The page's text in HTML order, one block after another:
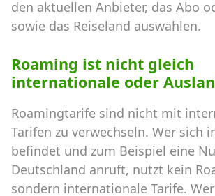
den aktuellen Anbieter, das Abo
sowie das Reiseland auswählen.
Roaming ist nicht gleich
internationale oder
Roamingtarife sind nicht mit
Tarifen zu verwechseln. Wer sich
befindet und zum Beispiel eine
Deutschland anruft, nutzt kein
sondern internationale Tarife.